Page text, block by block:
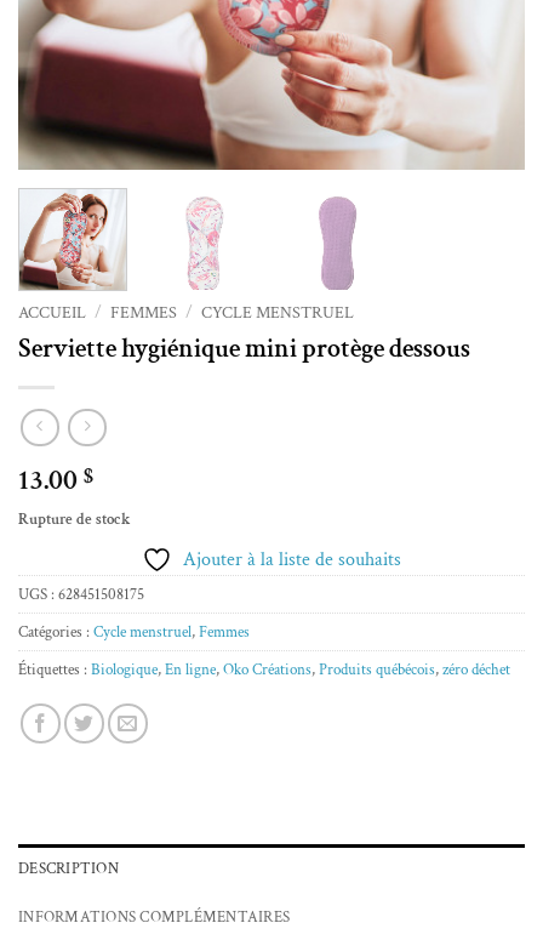
ACCUEIL / FEMMES / CYCLE MENSTRUEL
Serviette hygiénique mini protège dessous
13.00 $
Rupture de stock
Ajouter à la liste de souhaits
UGS : 628451508175
Catégories : Cycle menstruel,Femmes
Étiquettes : Biologique,En ligne,Oko Créations,Produits québécois,zéro déchet
DESCRIPTION
INFORMATIONS COMPLÉMENTAIRES